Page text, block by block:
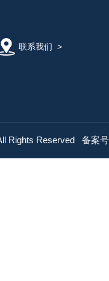
联系我们 >
Rights Reserved 备案